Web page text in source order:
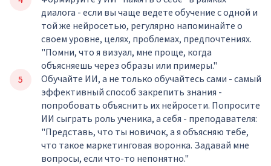
диалога - если вы чаще ведете обучение с одной и
той же нейросетью, регулярно напоминайте о
своем уровне, целях, проблемах, предпочтениях.
"Помни, что я визуал, мне проще, когда
объясняешь через образы или примеры."
Обучайте ИИ, а не только обучайтесь сами - самый
эффективный способ закрепить знания -
попробовать объяснить их нейросети. Попросите
ИИ сыграть роль ученика, а себя - преподавателя:
"Представь, что ты новичок, а я объясняю тебе,
что такое маркетинговая воронка. Задавай мне
вопросы, если что-то непонятно."